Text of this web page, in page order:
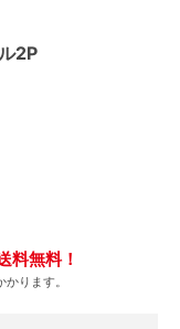
2P
料無料！
ります。